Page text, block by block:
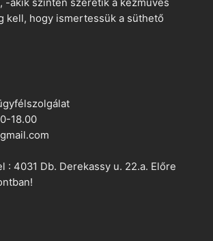
kell, hogy ismertessük a süthető
18.00
: 4031 Db. Derekassy u. 22.a. Előre